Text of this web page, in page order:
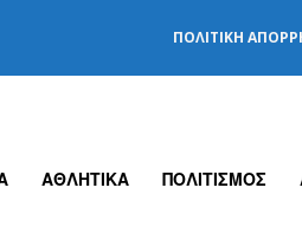
ΠΟΛΙΤΙΚΉ
ΑΘΛΗΤΙΚΑ ΠΟΛΙΤΙΣΜΟΣ